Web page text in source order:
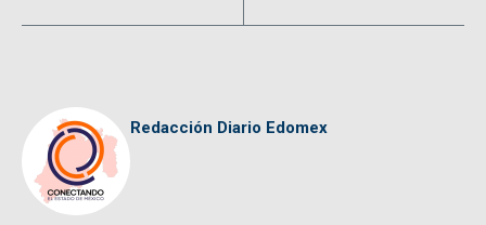
Redacción Diario Edomex